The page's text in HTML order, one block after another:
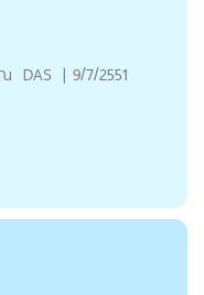
DAS | 9/7/2551